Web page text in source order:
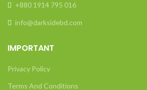
+880 1914 795 016
info@darksidebd.com
IMPORTANT
Privacy Policy
Terms And Conditions